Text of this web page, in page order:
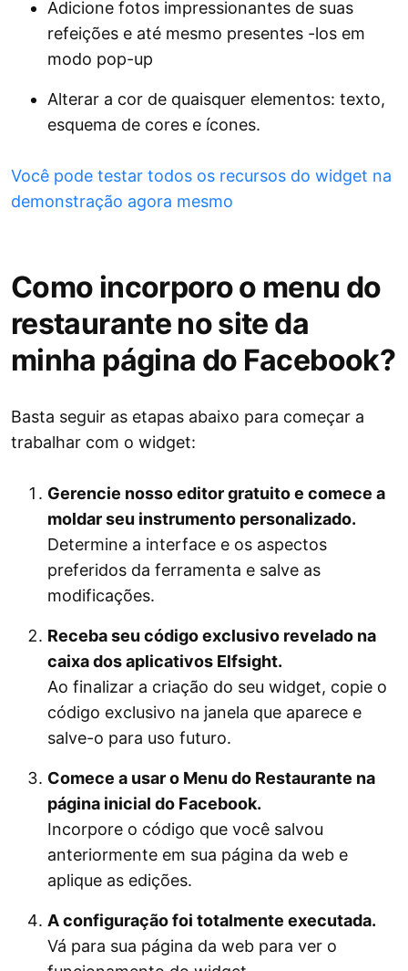
Adicione fotos impressionantes de suas
refeições e até mesmo presentes -los em
modo pop-up
Alterar a cor de quaisquer elementos: texto,
esquema de cores e ícones.
Você pode testar todos os recursos do widget na
demonstração agora mesmo
Como incorporo o menu do
restaurante no site da
minha página do Facebook?
Basta seguir as etapas abaixo para começar a
trabalhar com o widget:
Gerencie nosso editor gratuito e comece a
moldar seu instrumento personalizado.
Determine a interface e os aspectos
preferidos da ferramenta e salve as
modificações.
Receba seu código exclusivo revelado na
caixa dos aplicativos Elfsight.
Ao finalizar a criação do seu widget, copie o
código exclusivo na janela que aparece e
salve-o para uso futuro.
Comece a usar o Menu do Restaurante na
página inicial do Facebook.
Incorpore o código que você salvou
anteriormente em sua página da web e
aplique as edições.
A configuração foi totalmente executada.
Vá para sua página da web para ver o